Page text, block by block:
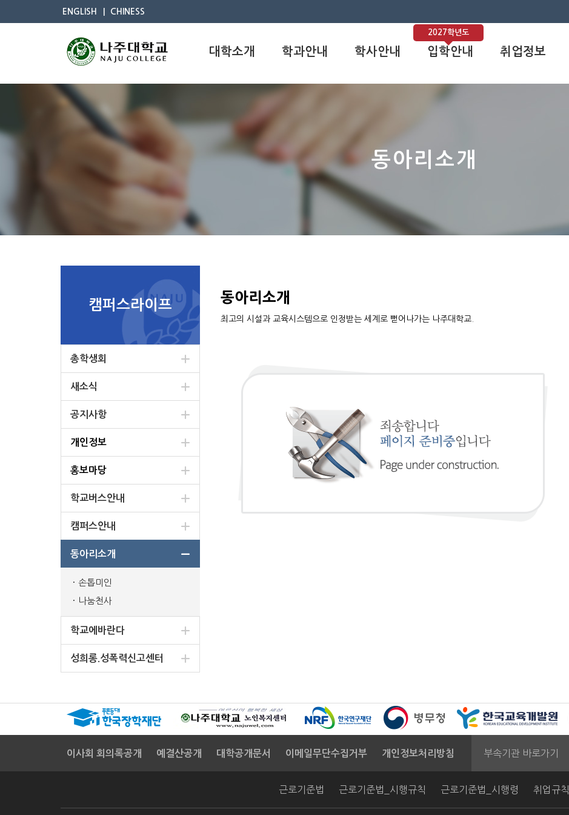
ENGLISH CHINESS
대학소개 학과안내 학사안내 입학안내
2027학년도
취업정보
동아리소개
캠퍼스라이프
총학생회
새소식
공지사항
개인정보
홍보마당
학교버스안내
캠퍼스안내
동아리소개
손톱미인
나눔천사
학교에바란다
성희롱.성폭력신고센터
동아리소개
최고의 시설과 교육시스템으로 인정받는 세계로 뻗어나가는 나주대학교.
이사회 회의록공개 예결산공개 대학공개문서 이메일무단수집거부 개인정보처리방침 부속기관 바로가기
근로기준법 근로기준법_시행규칙 근로기준법_시행령 취업규칙